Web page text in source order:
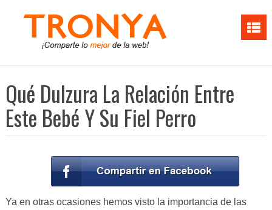
Qué Dulzura La Relación Entre
Este Bebé Y Su Fiel Perro
Ya en otras ocasiones hemos visto la importancia de las